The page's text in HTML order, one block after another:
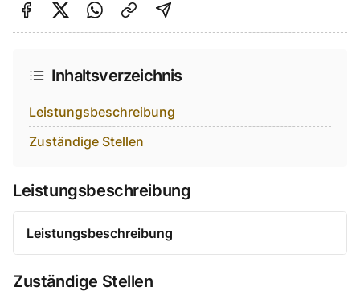
Auf Facebook teilen
Auf Twitter teilen
Per Link teilen
shareViaEmail
Inhaltsverzeichnis
Leistungsbeschreibung
Zuständige Stellen
Leistungsbeschreibung
Leistungsbeschreibung
Zuständige Stellen